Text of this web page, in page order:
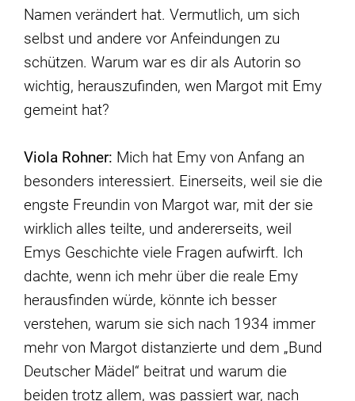
Namen verändert hat. Vermutlich, um sich
selbst und andere vor Anfeindungen zu
schützen. Warum war es dir als Autorin so
wichtig, herauszufinden, wen Margot mit Emy
gemeint hat?
Viola Rohner: Mich hat Emy von Anfang an
besonders interessiert. Einerseits, weil sie die
engste Freundin von Margot war, mit der sie
wirklich alles teilte, und andererseits, weil
Emys Geschichte viele Fragen aufwirft. Ich
dachte, wenn ich mehr über die reale Emy
herausfinden würde, könnte ich besser
verstehen, warum sie sich nach 1934 immer
mehr von Margot distanzierte und dem „Bund
Deutscher Mädel“ beitrat und warum die
beiden trotz allem, was passiert war, nach